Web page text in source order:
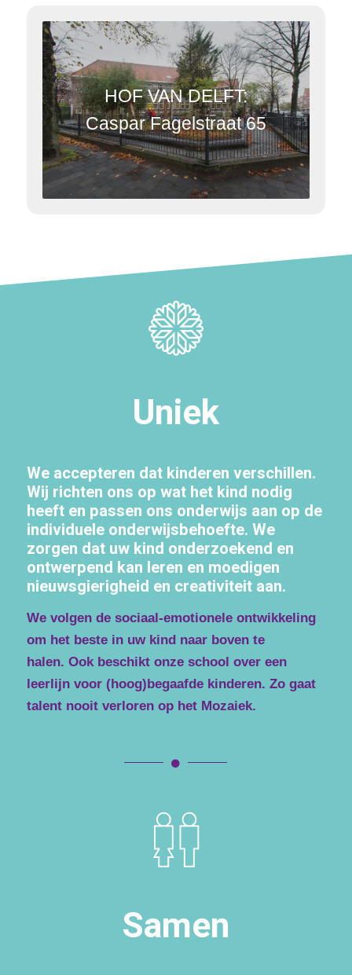
HOF VAN DELFT:
Caspar Fagelstraat 65
Uniek
We accepteren dat kinderen verschillen.
Wij richten ons op wat het kind nodig
heeft en passen ons onderwijs aan op de
individuele onderwijsbehoefte. We
zorgen dat uw kind onderzoekend en
ontwerpend kan leren en moedigen
nieuwsgierigheid en creativiteit aan.
We volgen de sociaal-emotionele ontwikkeling
om het beste in uw kind naar boven te
halen. Ook beschikt onze school over een
leerlijn voor (hoog)begaafde kinderen. Zo gaat
talent nooit verloren op het Mozaiek.
Samen